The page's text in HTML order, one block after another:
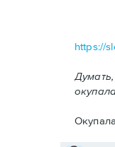
https://